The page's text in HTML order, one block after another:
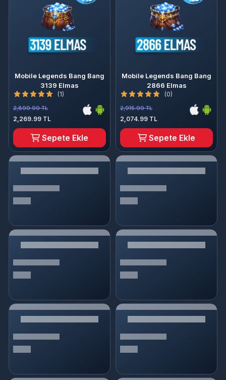
Mobile Legends Bang Bang
3139 Elmas
(1)
2,899.99 TL
2,269.99 TL
Sepete Ekle
Mobile Legends Bang Bang
2866 Elmas
(0)
2,915.99 TL
2,074.99 TL
Sepete Ekle